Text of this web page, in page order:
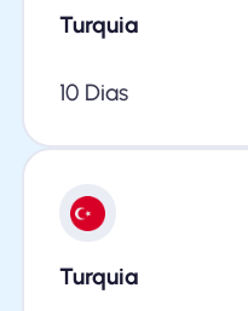
Turquia
10 Dias
Turquia